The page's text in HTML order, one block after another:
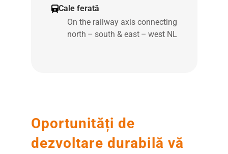
Oportunități de
dezvoltare durabilă vă
Cale ferată
On the railway axis connecting
north – south & east – west NL